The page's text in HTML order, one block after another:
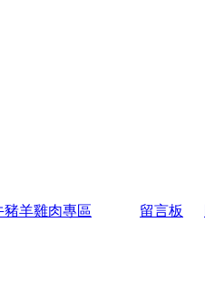
豬羊雞肉專區 留言板